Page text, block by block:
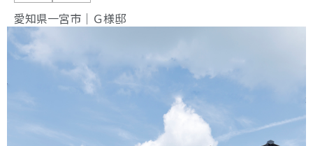
愛知県一宮市｜Ｇ様邸